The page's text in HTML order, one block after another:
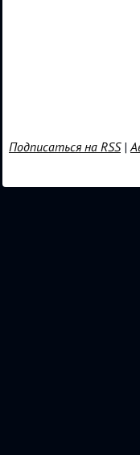
Подписаться на RSS|